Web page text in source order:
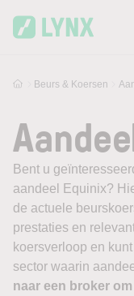
Beurs & Koersen
Bent u
aandeel Equinix?
de actuele
prestaties en
koersverloop en
sector waarin
naar een broker